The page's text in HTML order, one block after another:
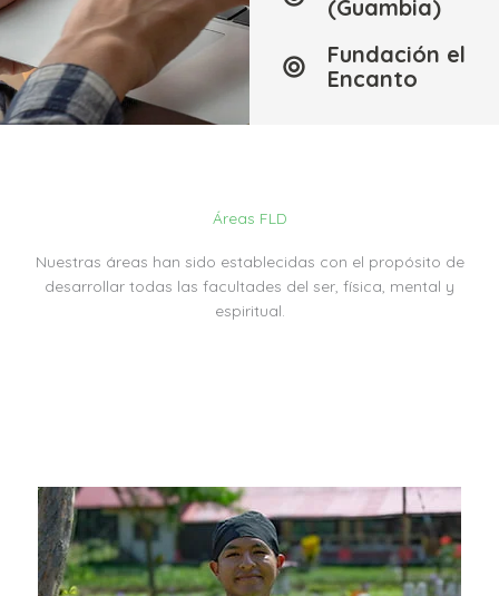
(Guambia)
Fundación el
Encanto
Áreas FLD
Nuestras áreas han sido establecidas con el propósito de
desarrollar todas las facultades del ser, física, mental y
espiritual.